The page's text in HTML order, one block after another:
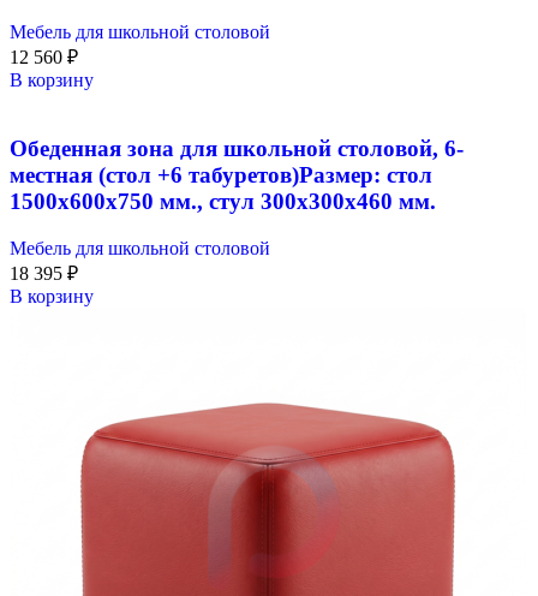
Мебель для школьной столовой
12 560 ₽
В корзину
Обеденная зона для школьной столовой, 6-
местная (стол +6 табуретов)Размер: стол
1500х600х750 мм., стул 300х300х460 мм.
Мебель для школьной столовой
18 395 ₽
В корзину